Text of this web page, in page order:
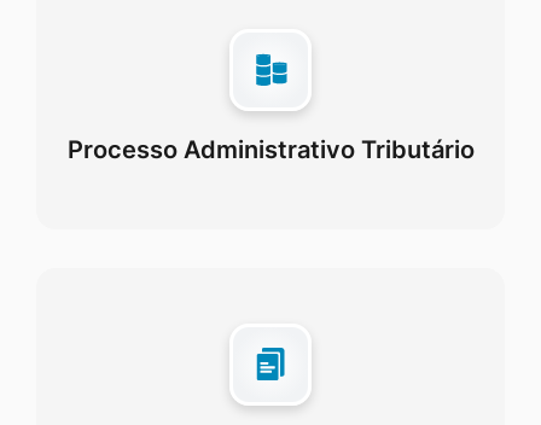
Processo Administrativo Tributário